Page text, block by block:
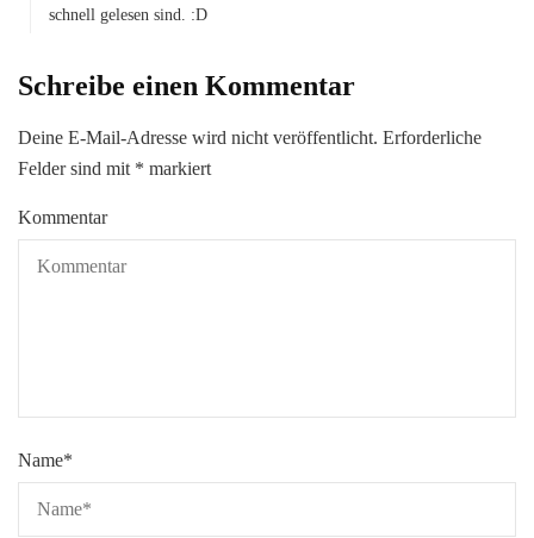
schnell gelesen sind. :D
Schreibe einen Kommentar
Deine E-Mail-Adresse wird nicht veröffentlicht. Erforderliche
Felder sind mit * markiert
Kommentar
Name*